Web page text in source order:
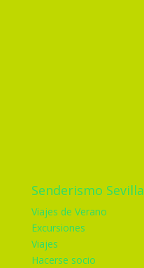
Senderismo Sevilla
Viajes de Verano
Excursiones
Viajes
Hacerse socio